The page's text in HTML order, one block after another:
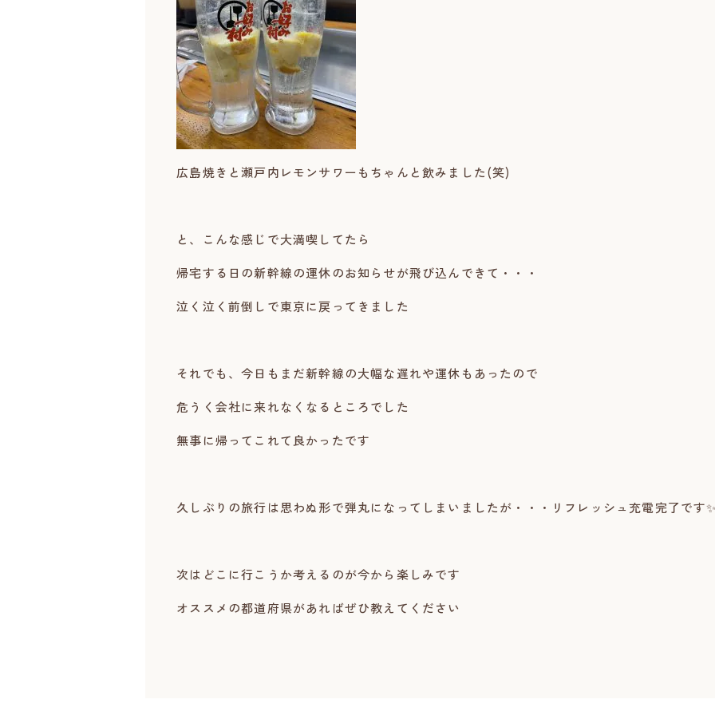
広島焼きと瀬戸内レモンサワーもちゃんと飲みました(笑)
と、こんな感じで大満喫してたら
帰宅する日の新幹線の運休のお知らせが飛び込んできて・・・
泣く泣く前倒しで東京に戻ってきました
それでも、今日もまだ新幹線の大幅な遅れや運休もあったので
危うく会社に来れなくなるところでした
無事に帰ってこれて良かったです
久しぶりの旅行は思わぬ形で弾丸になってしまいましたが・・・リフレッシュ充電完了です
次はどこに行こうか考えるのが今から楽しみです
オススメの都道府県があればぜひ教えてください